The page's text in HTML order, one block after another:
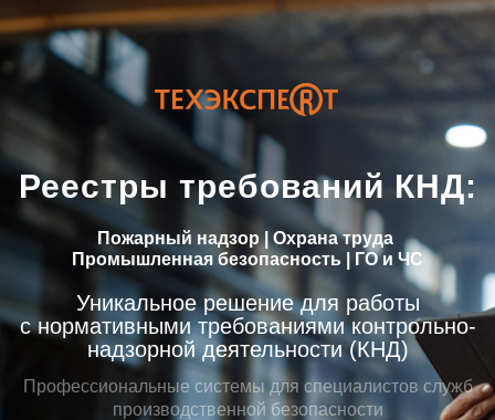
Реестры требований КНД:
Пожарный надзор | Охрана труда
Промышленная безопасность | ГО и ЧС
Уникальное решение для работы
с нормативными требованиями контрольно-
надзорной деятельности (КНД)
Профессиональные системы для специалистов служб
производственной безопасности